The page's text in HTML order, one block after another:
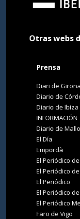
Otras webs
Prensa
Diari de Girona
Diario de
Diario de Ibiza
INFORMACIÓN
Diario de
El Día
Empordà
El Periódico
El Periódico
El Periódico
El Periódico
El Periódico
Faro de Vigo